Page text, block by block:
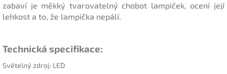
zabaví je měkký tvarovatelný chobot lampiček, ocení její
lehkost a to, že lampička nepálí.
Technická specifikace:
Světelný zdroj: LED